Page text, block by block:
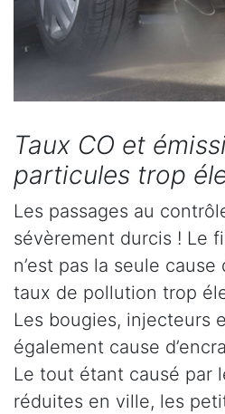
Taux CO et
particules trop
Les passages au
sévèrement durcis ! Le
n’est pas la seule cause
taux de pollution trop
Les bougies, injecteurs
également cause
Le tout étant causé par
réduites en ville, les